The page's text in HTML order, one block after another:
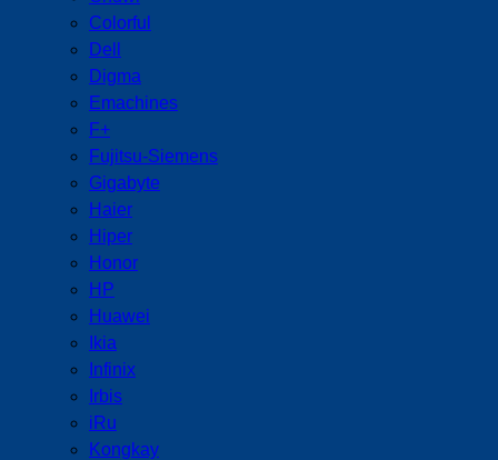
Colorful
Dell
Digma
Emachines
F+
Fujitsu-Siemens
Gigabyte
Haier
Hiper
Honor
HP
Huawei
Ikia
Infinix
Irbis
iRu
Kongkay